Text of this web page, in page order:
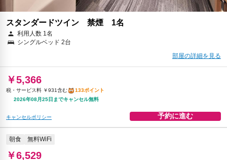
スタンダードツイン 禁煙 1名
利用人数 1名
シングルベッド 2台
部屋の詳細を見る
￥5,366
税・サービス料 ￥931含む
133ポイント
2026年08月25日までキャンセル無料
キャンセルポリシー 予約に進む
朝食 無料WiFi
￥6,529